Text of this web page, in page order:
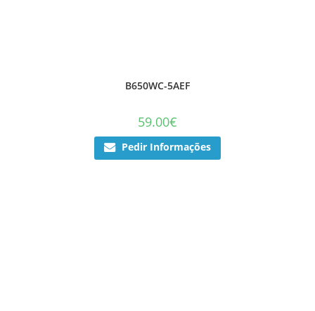
B650WC-5AEF
59.00€
Pedir Informações